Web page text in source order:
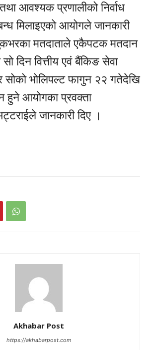
आवश्यक प्रणालीको निर्वाध
मिलाइएको आयोगले जानकारी
मतदाताले एकैपटक मतदान
दिन वित्तीय एवं बैंकिङ सेवा
भोलिपल्ट फागुन २२ गतेदेखि
हुने आयोगका प्रवक्ता
जानकारी दिए ।
Akhabar Post
https://akhabarpost.com